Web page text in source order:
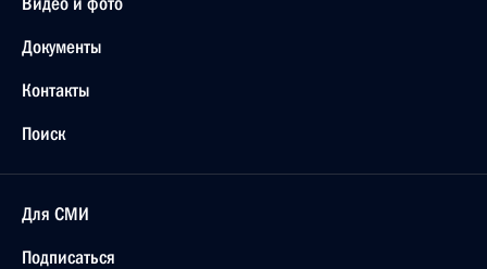
Документы
Контакты
Поиск
Для СМИ
Подписаться